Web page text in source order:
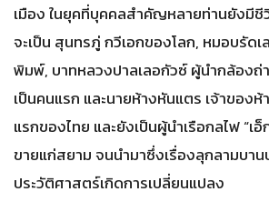
เมือง ในยุคที่บุคคลสำคัญหลายท่านยังมีชี
จะเป็น สุนทรภู่ กวีเอกของโลก, หมอบรัด
พิมพ์, บาทหลวงปาลเลอกัวซ์ ผู้นำกล้องถ่า
เป็นคนแรก และนายห้างหันแตร เจ้าของ
แรกของไทย และยังเป็นผู้นำเรือกลไฟ “เ
ขายแก่สยาม จนนำมาซึ่งเรื่องลุกลามบาน
ประวัติศาสตร์เกิดการเปลี่ยนแปลง